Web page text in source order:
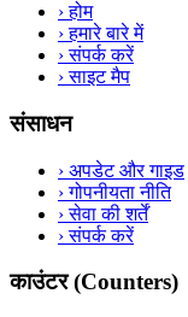
›होम
›हमारे बारे में
›संपर्क करें
›साइट मैप
संसाधन
› अपडेट और गाइड
›गोपनीयता नीति
›सेवा की शर्तें
›संपर्क करें
काउंटर (Counters)